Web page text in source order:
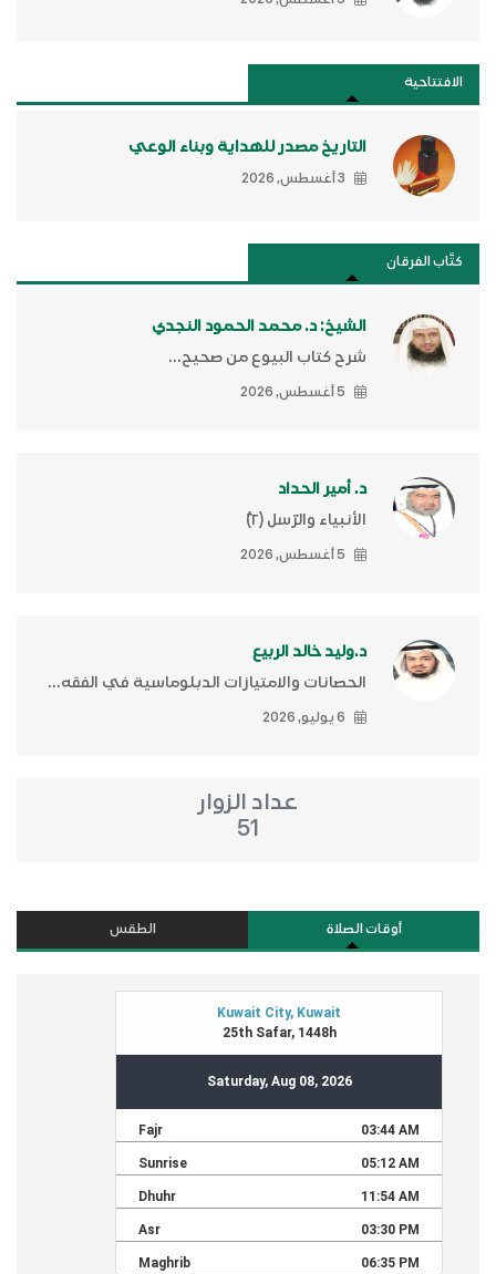
الافتتاحية
التاريخ مصدر للهداية وبناء الوعي
3 أغسطس, 2026
كتَّاب الفرقان
الشيخ: د. محمد الحمود النجدي
شرح كتاب البيوع من صحيح...
5 أغسطس, 2026
د. أمير الحداد
الأنبياء والرّسل (٢)ّ
5 أغسطس, 2026
د.وليد خالد الربيع
الحصانات والامتيازات الدبلوماسية في الفقه...
6 يوليو, 2026
عداد الزوار
51
أوقات الصلاة الطقس